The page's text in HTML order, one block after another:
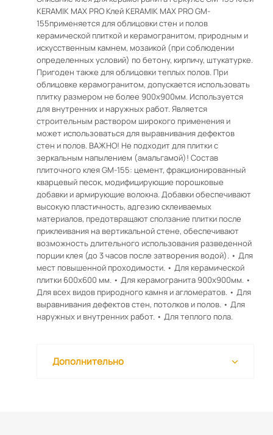
KERAMIK MAX PRO Клей KERAMIK MAX PRO GM-
155применяется для облицовки стен и полов
керамической плиткой и керамогранитом, природным и
искусственным камнем, мозаикой (при соблюдении
определенных условий) по бетону, кирпичу, штукатурке.
Пригоден также для облицовки теплых полов. При
облицовке керамогранитом, допускается использовать
плитку размером не более 900х900мм. Используется
для внутренних и наружных работ. Является
строительным раствором широкого применения и
может использоваться для выравнивания дефектов
стен и полов. ВАЖНО! Не подходит для плитки с
зеркальным напылением (амальгамой)! Состав
плиточного клея GM-155: цемент, фракционированный
кварцевый песок, модифицирующие порошковые
добавки и армирующие волокна. Добавки обеспечивают
высокую пластичность, адгезию склеиваемых
материалов, предотвращают сползание плитки после
приклеивания на вертикальной стене, обеспечивают
возможность длительного использования разведенной
порции клея (до 3 часов после затворения водой). • Для
мест повышенной проходимости. • Для керамической
плитки 600х600 мм. • Для керамогранита 900x900мм. •
Для всех видов природного камня и агломератов. • Для
выравнивания дефектов стен, потолков и полов. • Для
наружных и внутренних работ. • Для теплого пола.
Дополнительно